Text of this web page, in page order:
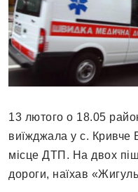
13 лютого о 18.05
виїжджала у с. Кривче
місце ДТП. На двох
дороги, наїхав